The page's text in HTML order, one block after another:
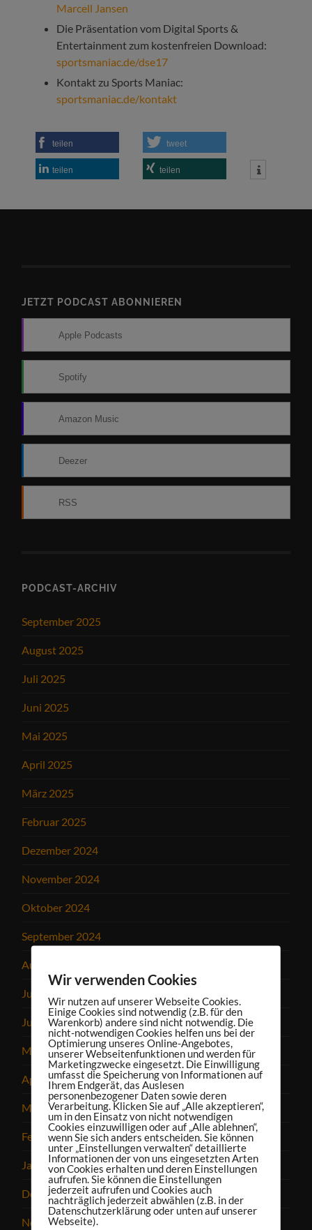
Marcell Jansen
Die Präsentation vom Digital Sports &
Entertainment zum kostenfreien Download:
sportsmaniac.de/dse17
Kontakt zu Sports Maniac:
sportsmaniac.de/kontakt
teilen tweet
teilen teilen
JETZT PODCAST ABONNIEREN
Apple Podcasts
Spotify
Amazon Music
Deezer
RSS
PODCAST-ARCHIV
September 2025
August 2025
Juli 2025
Juni 2025
Mai 2025
April 2025
März 2025
Februar 2025
Dezember 2024
November 2024
Oktober 2024
September 2024
August 2024
Juli 2024
Juni 2024
Mai 2024
April 2024
März 2024
Februar 2024
Januar 2024
Dezember 2023
November 2023
Wir verwenden Cookies
Wir nutzen auf unserer Webseite Cookies.
Einige Cookies sind notwendig (z.B. für den
Warenkorb) andere sind nicht notwendig. Die
nicht-notwendigen Cookies helfen uns bei der
Optimierung unseres Online-Angebotes,
unserer Webseitenfunktionen und werden für
Marketingzwecke eingesetzt. Die Einwilligung
umfasst die Speicherung von Informationen auf
Ihrem Endgerät, das Auslesen
personenbezogener Daten sowie deren
Verarbeitung. Klicken Sie auf „Alle akzeptieren“,
um in den Einsatz von nicht notwendigen
Cookies einzuwilligen oder auf „Alle ablehnen“,
wenn Sie sich anders entscheiden. Sie können
unter „Einstellungen verwalten“ detaillierte
Informationen der von uns eingesetzten Arten
von Cookies erhalten und deren Einstellungen
aufrufen. Sie können die Einstellungen
jederzeit aufrufen und Cookies auch
nachträglich jederzeit abwählen (z.B. in der
Datenschutzerklärung oder unten auf unserer
Webseite).